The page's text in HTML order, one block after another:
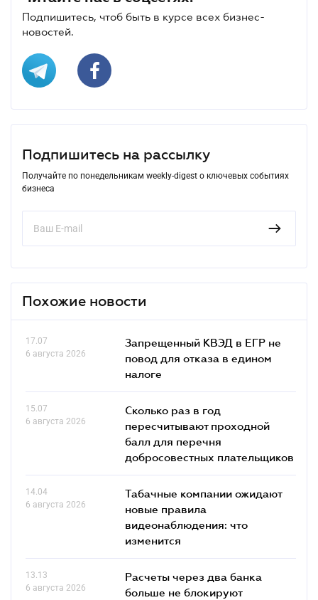
Подпишитесь, чтоб быть в курсе всех бизнес-
новостей.
Подпишитесь на рассылку
Получайте по понедельникам weekly-digest о ключевых событиях
бизнеса
Похожие новости
17.07
6 августа 2026
Запрещенный КВЭД в ЕГР не
повод для отказа в едином
налоге
15.07
6 августа 2026
Сколько раз в год
пересчитывают проходной
балл для перечня
добросовестных плательщиков
14.04
6 августа 2026
Табачные компании ожидают
новые правила
видеонаблюдения: что
изменится
13.13
6 августа 2026
Расчеты через два банка
больше не блокируют